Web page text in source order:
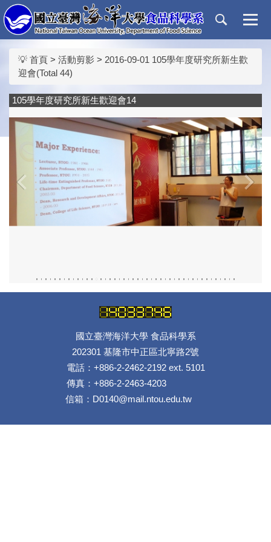
跳
到
主
要
💡 首頁 > 活動剪影 > 2016-09-01 105學年度研究所新生歡
迎會(Total 44)
›
105學年度研究所新生歡迎會14
國立臺灣海洋大學 食品科學系
202301 基隆市中正區北寧路2號
電話：+886-2-2462-2192 ext. 5101
傳真：+886-2-2463-4203
信箱：D0140@mail.ntou.edu.tw